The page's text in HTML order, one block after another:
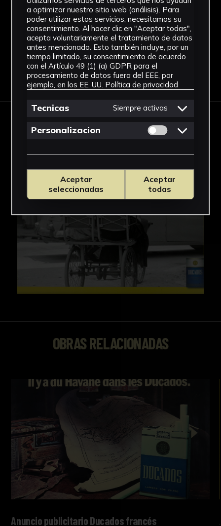
embalada junto a los carteles de idénticas
medidas con imágenes de La Habana y Nueva
York, acompañados de unas alcayatas para ser
colgadas.
Papel
Ver más
Descargar Ficha
IMÁGENES
OBRAS RELACIONADAS
Anuncio publicitario Ducados francés
a optimizar nuestro sitio web (análisis). Para
poder utilizar estos servicios, necesitamos su
consentimiento. Al hacer clic en "Aceptar todas",
acepta voluntariamente el tratamiento de datos
antes mencionado. Esto también incluye, por un
tiempo limitado, su consentimiento de acuerdo
con el Artículo 49 (1) (a) GDPR para el
procesamiento de datos fuera del EEE, por
ejemplo, en los EE. UU. Política de privacidad
Tecnicas Siempre activas
Personalizacion Permitir cookies
Aceptar
seleccionadas
Aceptar
todas